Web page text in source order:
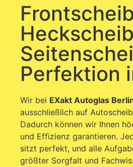
Perfektion
Wir bei EXakt Autoglas
ausschließlich auf
Dadurch können wir Ihnen
und Effizienz garantieren.
sitzt perfekt, und alle
größter Sorgfalt und